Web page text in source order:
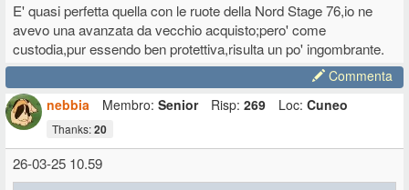
E' quasi perfetta quella con le ruote della Nord Stage 76,io ne
avevo una avanzata da vecchio acquisto;pero' come
custodia,pur essendo ben protettiva,risulta un po' ingombrante.
Commenta
nebbia
Membro: Senior Risp: 269 Loc: Cuneo
Thanks:20
26-03-25 10.59